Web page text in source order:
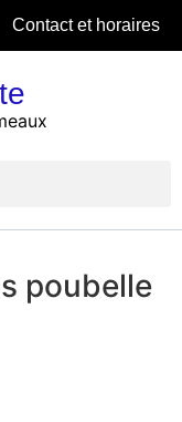
Contact et horaires
poubelle